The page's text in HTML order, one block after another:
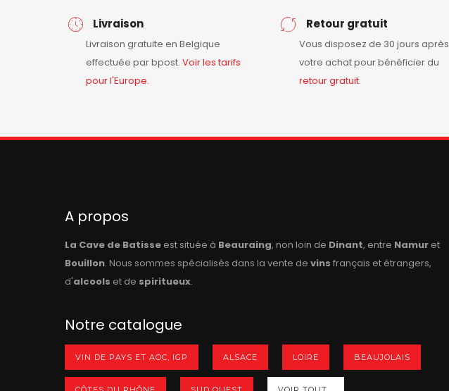
Livraison
Livraison gratuite en Belgique
effectuée par bpost. Voir les tarifs
pour l'Europe.
Retour gratuit
Vous disposez de 30 jours après
votre achat pour bénéficier du
retourgratuit.
A propos
La Cave de Batisse est située à Beauraing, non loin de Dinant, entre Namur et
Bouillon. Nous sommes spécialisés dans la vente de vins français et étrangers,
d'alcools et de spiritueux.
Notre catalogue
VIN DE PAYS ET AOC, IGP ALSACE LOIRE BEAUJOLAIS